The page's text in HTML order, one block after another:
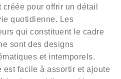
pour offrir un détail
quotidienne. Les
qui constituent le cadre
sont des designs
et intemporels.
facile à assortir et ajoute